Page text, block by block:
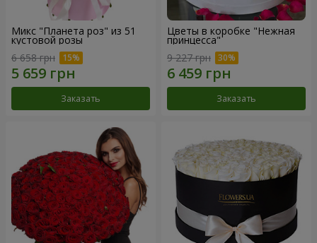
Микс "Планета роз" из 51
кустовой розы
6 658 грн
Заказать
Цветы в коробке "Нежная
принцесса"
9 227 грн
Заказать